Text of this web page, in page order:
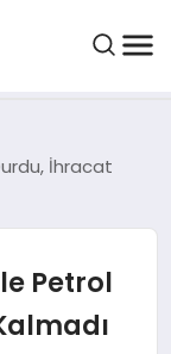
İhracat
Petrol